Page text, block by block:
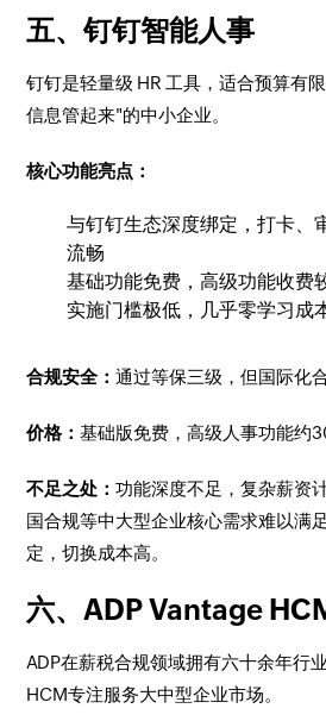
五、钉钉智能人事
钉钉是轻量级 HR 工具，适合预算有
信息管起来"的中小企业。
核心功能亮点：
与钉钉生态深度绑定，打卡、
流畅
基础功能免费，高级功能收费
实施门槛极低，几乎零学习成
合规安全：通过等保三级，但国际化
价格：基础版免费，高级人事功能约
不足之处：功能深度不足，复杂薪资
国合规等中大型企业核心需求难以满
定，切换成本高。
六、ADP Vantage
ADP在薪税合规领域拥有六十余年行
HCM专注服务大中型企业市场。